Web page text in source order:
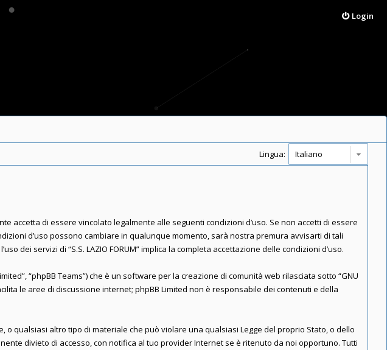
Login
Lingua:
accetta di essere vincolato legalmente alle seguenti condizioni d’uso. Se non accetti di essere
d’uso possono cambiare in qualunque momento, sarà nostra premura avvisarti di tali
servizi di “S.S. LAZIO FORUM” implica la completa accettazione delle condizioni d’uso.
“phpBB Teams”) che è un software per la creazione di comunità web rilasciata sotto “GNU
le aree di discussione internet; phpBB Limited non è responsabile dei contenuti e della
qualsiasi altro tipo di materiale che può violare una qualsiasi Legge del proprio Stato, o dello
divieto di accesso, con notifica al tuo provider Internet se è ritenuto da noi opportuno. Tutti